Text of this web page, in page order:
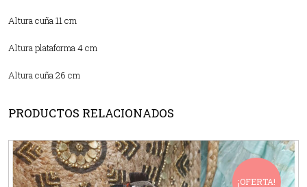
Altura cuña 11 cm
Altura plataforma 4 cm
Altura cuña 26 cm
PRODUCTOS RELACIONADOS
¡OFERTA!